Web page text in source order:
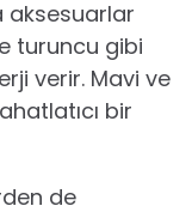
turuncu gibi
verir. Mavi ve
bir
de